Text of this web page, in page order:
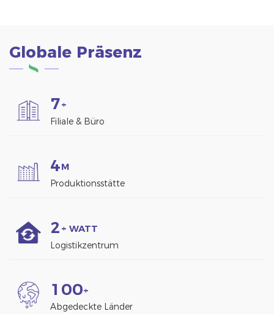
Globale Präsenz
7+
Filiale & Büro
4M
Produktionsstätte
2 + WATT
Logistikzentrum
1 00+
Abgedeckte Länder